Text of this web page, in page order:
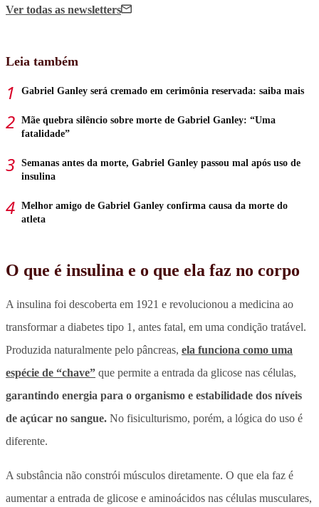
Ver todas as newsletters
Leia também
Gabriel Ganley será cremado em cerimônia reservada: saiba mais
Mãe quebra silêncio sobre morte de Gabriel Ganley: “Uma
fatalidade”
Semanas antes da morte, Gabriel Ganley passou mal após uso de
insulina
Melhor amigo de Gabriel Ganley confirma causa da morte do
atleta
O que é insulina e o que ela faz no corpo
A insulina foi descoberta em 1921 e revolucionou a medicina ao
transformar a diabetes tipo 1, antes fatal, em uma condição tratável.
Produzida naturalmente pelo pâncreas, ela funciona como uma
espécie de “chave” que permite a entrada da glicose nas células,
garantindo energia para o organismo e estabilidade dos níveis
de açúcar no sangue. No fisiculturismo, porém, a lógica do uso é
diferente.
A substância não constrói músculos diretamente. O que ela faz é
aumentar a entrada de glicose e aminoácidos nas células musculares,